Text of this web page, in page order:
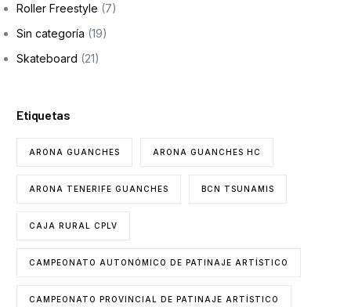
Roller Freestyle (7)
Sin categoría (19)
Skateboard (21)
Etiquetas
ARONA GUANCHES ARONA GUANCHES HC
ARONA TENERIFE GUANCHES BCN TSUNAMIS
CAJA RURAL CPLV
CAMPEONATO AUTONÓMICO DE PATINAJE ARTÍSTICO
CAMPEONATO PROVINCIAL DE PATINAJE ARTÍSTICO